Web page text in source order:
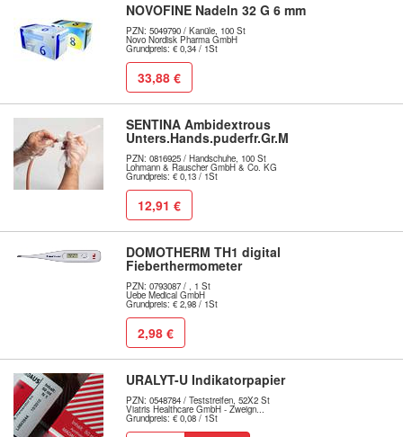
NOVOFINE Nadeln 32 G 6 mm
PZN: 5049790 / Kanüle, 100 St
Novo Nordisk Pharma GmbH
Grundpreis: € 0,34 / 1St
33,88 €
SENTINA Ambidextrous
Unters.Hands.puderfr.Gr.M
PZN: 0816925 / Handschuhe, 100 St
Lohmann & Rauscher GmbH & Co. KG
Grundpreis: € 0,13 / 1St
12,91 €
DOMOTHERM TH1 digital
Fieberthermometer
PZN: 0793087 / , 1 St
Uebe Medical GmbH
Grundpreis: € 2,98 / 1St
2,98 €
URALYT-U Indikatorpapier
PZN: 0548784 / Teststreifen, 52X2 St
Viatris Healthcare GmbH - Zweign...
Grundpreis: € 0,08 / 1St